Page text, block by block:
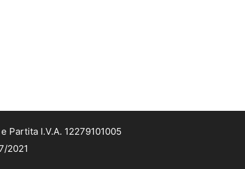
Partita I.V.A. 12279101005
2021